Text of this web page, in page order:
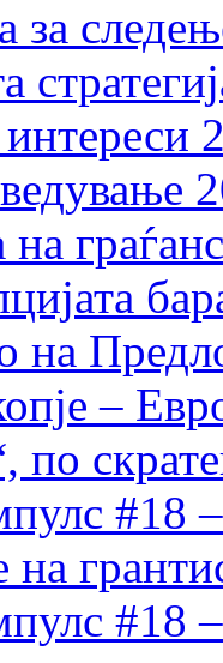
за
на
–
по
#18
на
#18